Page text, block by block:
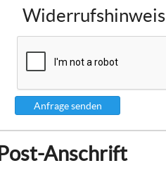
Anfrage senden
Post-Anschrift